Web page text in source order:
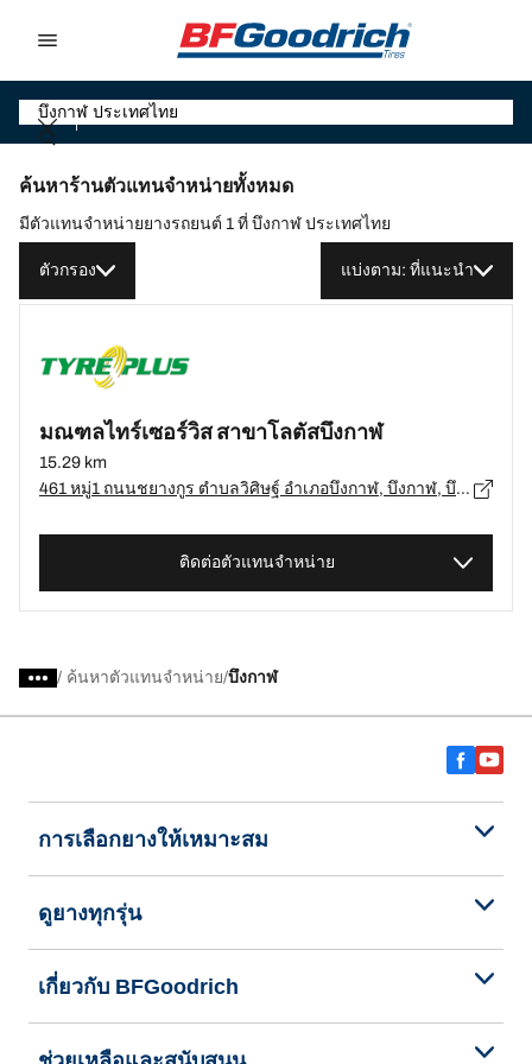
ค้นหาร้านตัวแทนจำหน่ายทั้งหมด
มีตัวแทนจำหน่ายยางรถยนต์ 1 ที่ บึงกาฬ ประเทศไทย
ตัวกรอง แบ่งตาม: ที่แนะนำ
มณฑลไทร์เซอร์วิส สาขาโลตัสบึงกาฬ
15.29 km
461 หมู่1 ถนนชยางกูร ตำบลวิศิษฐ์ อำเภอบึงกาฬ, บึงกาฬ, บึงกาฬ 38000, อ.บึงกาฬ, บึงกาฬ - 38000
ติดต่อตัวแทนจำหน่าย
/ ค้นหาตัวแทนจำหน่าย บึงกาฬ
การเลือกยางให้เหมาะสม
ดูยางทุกรุ่น
เกี่ยวกับ BFGoodrich